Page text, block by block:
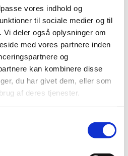
vores indhold og
til sociale medier og til
deler også oplysninger om
med vores partnere inden
og
kan kombinere disse
du har givet dem, eller som
af deres tjenester.
juni 2023 skiftet navn til
til at drive Espergærde
Udstyr
medicinsk formål ( Annex
trådte EU-forordningen …
tilskud til